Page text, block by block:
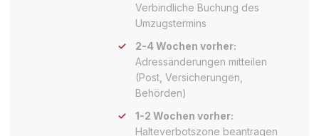
Verbindliche Buchung des
Umzugstermins
2-4 Wochen vorher:
Adressänderungen mitteilen
(Post, Versicherungen,
Behörden)
1-2 Wochen vorher:
Halteverbotszone beantragen